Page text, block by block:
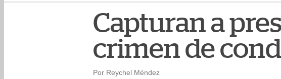
Capturan a
crimen de
Por Reychel Méndez